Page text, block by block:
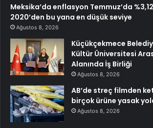
Meksika’da enflasyon Temmuz’da
2020’den bu yana en düşük seviye
Ağustos 8, 2026
Küçükçekmece
Kültür Üniversitesi
Alanında İş Birliği
Ağustos 8, 2026
AB’de streç filmden
birçok ürüne yasak
Ağustos 8, 2026